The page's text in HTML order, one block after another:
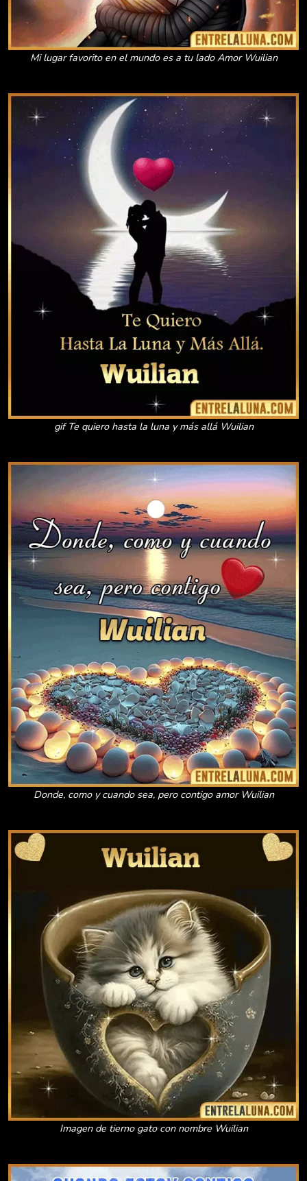
Mi lugar favorito en el mundo es a tu lado Amor Wuilian
gif Te quiero hasta la luna y más allá Wuilian
Donde, como y cuando sea, pero contigo amor Wuilian
Imagen de tierno gato con nombre Wuilian